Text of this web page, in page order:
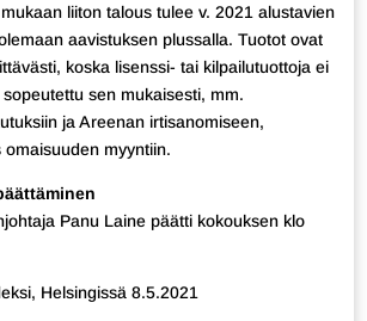
liiton talous tulee v. 2021 alustavien
aavistuksen plussalla. Tuotot ovat
koska lisenssi- tai kilpailutuottoja ei
sen mukaisesti, mm.
ja Areenan irtisanomiseen,
omaisuuden myyntiin.
Panu Laine päätti kokouksen klo
Helsingissä 8.5.2021